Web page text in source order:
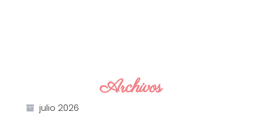
Archivos
julio 2026